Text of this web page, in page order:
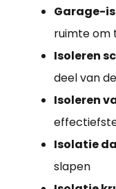
Garage-
ruimte om
Isoleren
deel van
Isoleren
Isolatie
slapen